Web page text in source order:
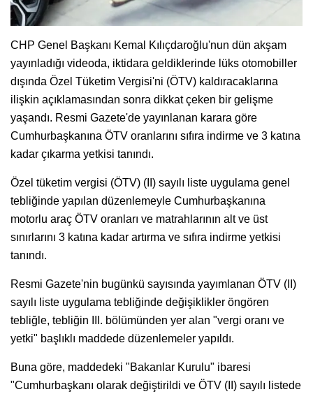
CHP Genel Başkanı Kemal Kılıçdaroğlu'nun dün akşam
yayınladığı videoda, iktidara geldiklerinde lüks otomobiller
dışında Özel Tüketim Vergisi'ni (ÖTV) kaldıracaklarına
ilişkin açıklamasından sonra dikkat çeken bir gelişme
yaşandı. Resmi Gazete'de yayınlanan karara göre
Cumhurbaşkanına ÖTV oranlarını sıfıra indirme ve 3 katına
kadar çıkarma yetkisi tanındı.
Özel tüketim vergisi (ÖTV) (II) sayılı liste uygulama genel
tebliğinde yapılan düzenlemeyle Cumhurbaşkanına
motorlu araç ÖTV oranları ve matrahlarının alt ve üst
sınırlarını 3 katına kadar artırma ve sıfıra indirme yetkisi
tanındı.
Resmi Gazete'nin bugünkü sayısında yayımlanan ÖTV (II)
sayılı liste uygulama tebliğinde değişiklikler öngören
tebliğle, tebliğin III. bölümünden yer alan "vergi oranı ve
yetki" başlıklı maddede düzenlemeler yapıldı.
Buna göre, maddedeki "Bakanlar Kurulu" ibaresi
"Cumhurbaşkanı olarak değiştirildi ve ÖTV (II) sayılı listede